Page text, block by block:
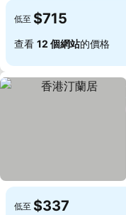
低至 $715
查看 12 個網站的價格
低至 $337